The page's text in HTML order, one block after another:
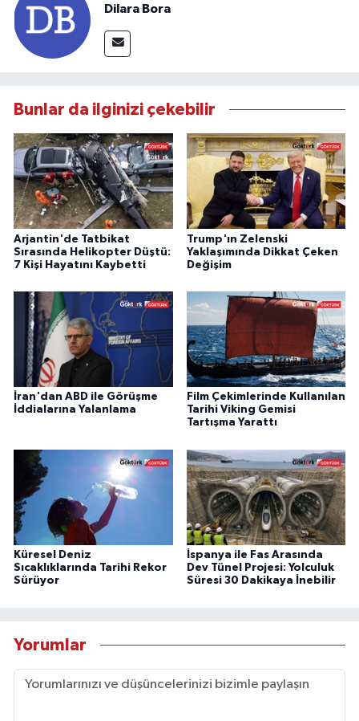
Dilara Bora
Bunlar da ilginizi çekebilir
Arjantin'de Tatbikat
Sırasında Helikopter Düştü:
7 Kişi Hayatını Kaybetti
Trump'ın Zelenski
Yaklaşımında Dikkat Çeken
Değişim
İran'dan ABD ile Görüşme
İddialarına Yalanlama
Film Çekimlerinde Kullanılan
Tarihi Viking Gemisi
Tartışma Yarattı
Küresel Deniz
Sıcaklıklarında Tarihi Rekor
Sürüyor
İspanya ile Fas Arasında
Dev Tünel Projesi: Yolculuk
Süresi 30 Dakikaya İnebilir
Yorumlar